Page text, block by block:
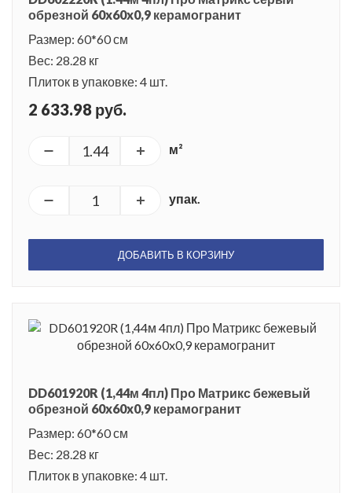
обрезной 60x60x0,9 керамогранит
Размер: 60*60 см
Вес: 28.28 кг
Плиток в упаковке: 4 шт.
2 633.98 руб.
м²
упак.
ДОБАВИТЬ В КОРЗИНУ
DD601920R (1,44м 4пл) Про Матрикс бежевый
обрезной 60x60x0,9 керамогранит
Размер: 60*60 см
Вес: 28.28 кг
Плиток в упаковке: 4 шт.